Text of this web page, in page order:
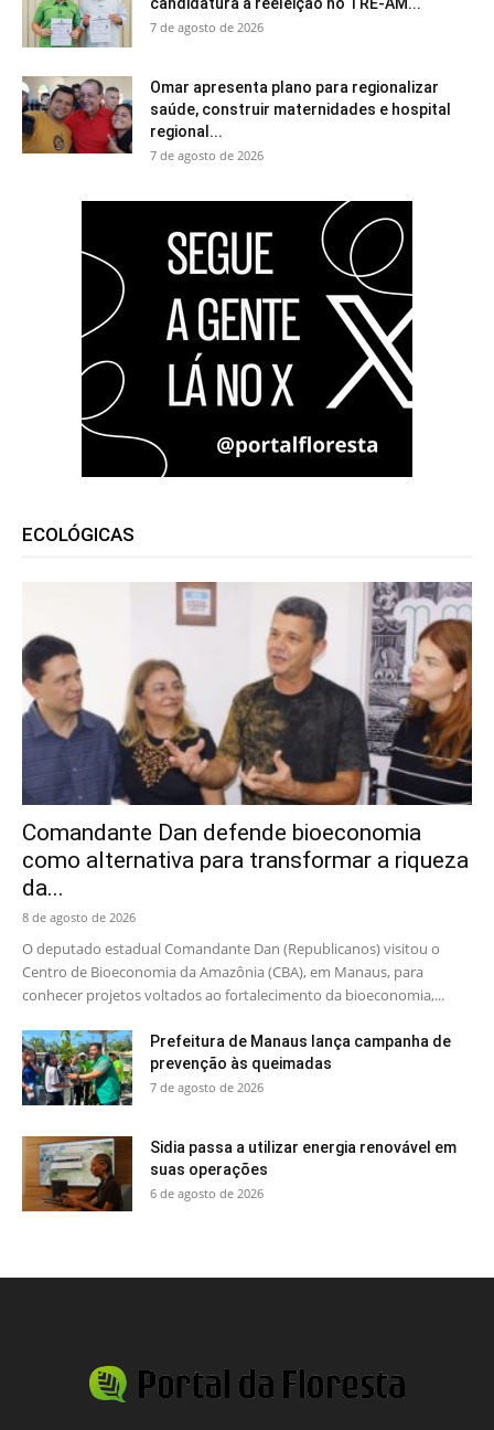
7 de agosto de 2026
Omar apresenta plano para regionalizar
saúde, construir maternidades e hospital
regional...
7 de agosto de 2026
ECOLÓGICAS
Comandante Dan defende bioeconomia
como alternativa para transformar a riqueza
da...
8 de agosto de 2026
O deputado estadual Comandante Dan (Republicanos) visitou o
Centro de Bioeconomia da Amazônia (CBA), em Manaus, para
conhecer projetos voltados ao fortalecimento da bioeconomia,...
Prefeitura de Manaus lança campanha de
prevenção às queimadas
7 de agosto de 2026
Sidia passa a utilizar energia renovável em
suas operações
6 de agosto de 2026